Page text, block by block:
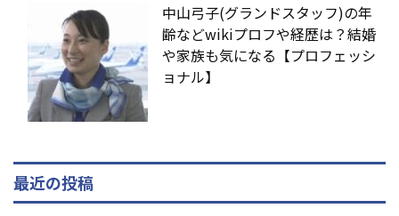
中山弓子(グランドスタッフ)の年
齢などwikiプロフや経歴は？結婚
や家族も気になる【プロフェッシ
ョナル】
最近の投稿